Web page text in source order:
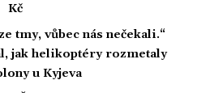
Kč
tmy, vůbec nás nečekali.“
jak helikoptéry rozmetaly
u Kyjeva